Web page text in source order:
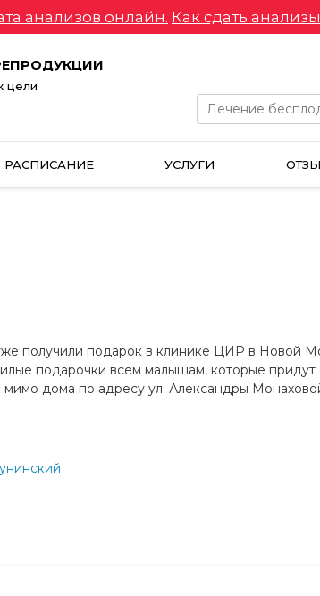
анализов онлайн. Как сдать
цели
РАСПИСАНИЕ УСЛУГИ
получили подарок в клинике ЦИР в Новой
подарочки всем малышам, которые
мимо дома по адресу ул. Александры